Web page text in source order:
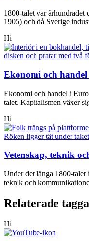
1800-talet var
1905) och då Sverige
Hi
Ekonomi och handel
Ekonomi och handel i
talet. Kapitalismen växer
Hi
Vetenskap, teknik
Under det långa 1800-talet
teknik och
Relaterade
Hi